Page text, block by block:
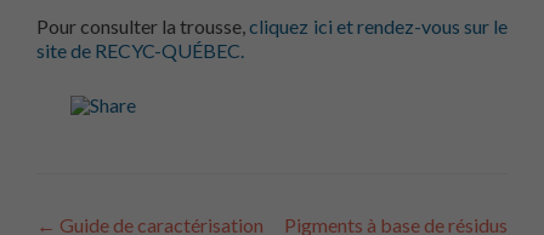
Pour consulter la trousse,cliquez ici et rendez-vous sur le
site de RECYC-QUÉBEC.
← Guide de caractérisation
Pigments à base de résidus